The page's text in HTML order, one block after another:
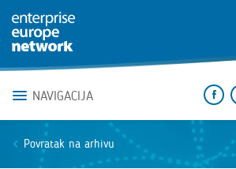
NAVIGACIJA
Povratak na arhivu